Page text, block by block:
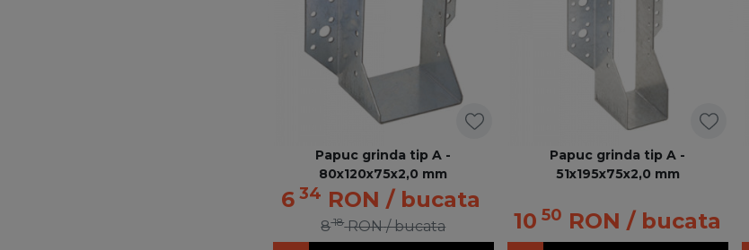
Papuc grinda tip A -
80x120x75x2,0 mm
6 34 RON / bucata
818 RON / bucata
Papuc grinda tip A -
51x195x75x2,0 mm
10 50 RON / bucata